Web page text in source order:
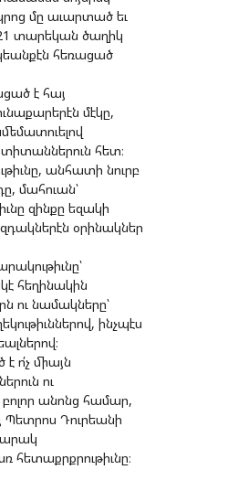
մը աւարտած եւ
21 տարեկան ծաղիկ
հեռացած
է հայ
մէկը,
հետ։
անհատի նուրբ
մահուան՝
զինքը եզակի
օրինակներ
հեղինակին
ու նամակները՝
ինչպէս
միայն
ու
անոնց համար,
Պետրոս Դուրեանի